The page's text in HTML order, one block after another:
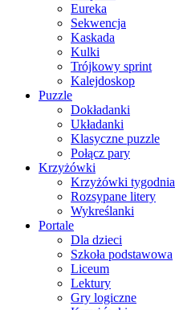
Eureka
Sekwencja
Kaskada
Kulki
Trójkowy sprint
Kalejdoskop
Puzzle
Dokładanki
Układanki
Klasyczne puzzle
Połącz pary
Krzyżówki
Krzyżówki tygodnia
Rozsypane litery
Wykreślanki
Portale
Dla dzieci
Szkoła podstawowa
Liceum
Lektury
Gry logiczne